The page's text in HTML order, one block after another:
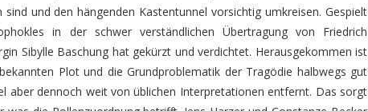
und den hängenden Kastentunnel vorsichtig umkreisen. Gespielt
in der schwer verständlichen Übertragung von Friedrich
Sibylle Baschung hat gekürzt und verdichtet. Herausgekommen ist
Plot und die Grundproblematik der Tragödie halbwegs gut
aber dennoch weit von üblichen Interpretationen entfernt. Das sorgt